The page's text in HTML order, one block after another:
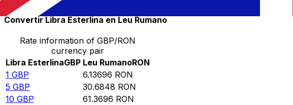
Convertir Libra Esterlina en Leu Rumano
Rate information of GBP/RON
currency pair
Libra EsterlinaGBP Leu RumanoRON
1 GBP 6.13696 RON
5 GBP 30.6848 RON
10 GBP 61.3696 RON